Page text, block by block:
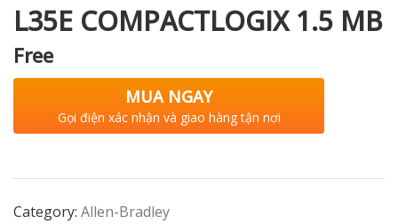
L35E COMPACTLOGIX 1.5 MB
Free
MUA NGAY
Gọi điện xác nhận và giao hàng tận nơi
Category: Allen-Bradley